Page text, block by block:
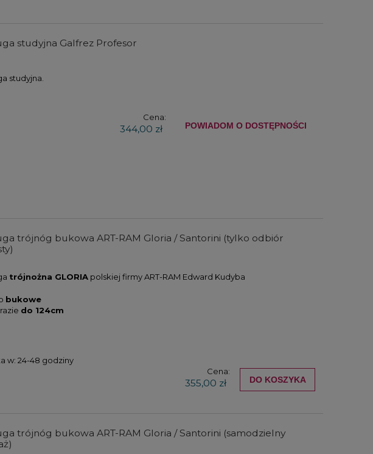
studyjna Galfrez Profesor
studyjna.
Cena:
344,00 zł POWIADOM O DOSTĘPNOŚCI
trójnóg bukowa ART-RAM Gloria / Santorini (tylko odbiór
trójnożna GLORIApolskiej firmy ART-RAM Edward Kudyba
bukowe
do 124cm
w: 24-48 godziny
Cena:
355,00 zł DO KOSZYKA
trójnóg bukowa ART-RAM Gloria / Santorini (samodzielny